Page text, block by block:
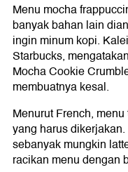
Menu mocha
banyak bahan lain
ingin minum kopi.
Starbucks,
Mocha Cookie
membuatnya kesal.
Menurut French,
yang harus
sebanyak mungkin
racikan menu dengan